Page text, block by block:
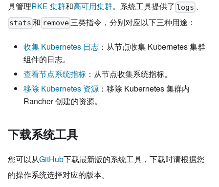
具管理RKE 集群和高可用集群。系统工具提供了 logs 、
stats 和 remove三类指令，分别对应以下三种用途：
收集 Kubernetes 日志 ：从节点收集 Kubernetes 集群
组件的日志。
查看节点系统指标 ：从节点收集系统指标。
移除 Kubernetes 资源 ：移除 Kubernetes 集群内
Rancher 创建的资源。
下载系统工具
您可以从GitHub下载最新版的系统工具，下载时请根据您
的操作系统选择对应的版本。